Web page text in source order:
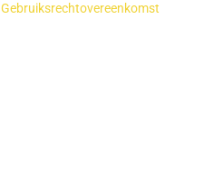
Gebruiksrechtovereenkomst